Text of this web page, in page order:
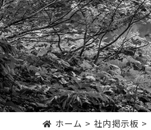
ホーム 社内掲示板